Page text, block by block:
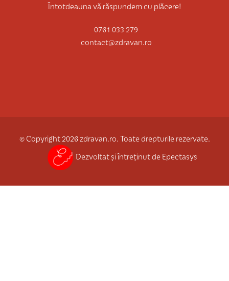
Întotdeauna vă răspundem cu plăcere!
0761 033 279
contact@zdravan.ro
© Copyright 2026 zdravan.ro. Toate drepturile rezervate.
Dezvoltat și întreținut de Epectasys